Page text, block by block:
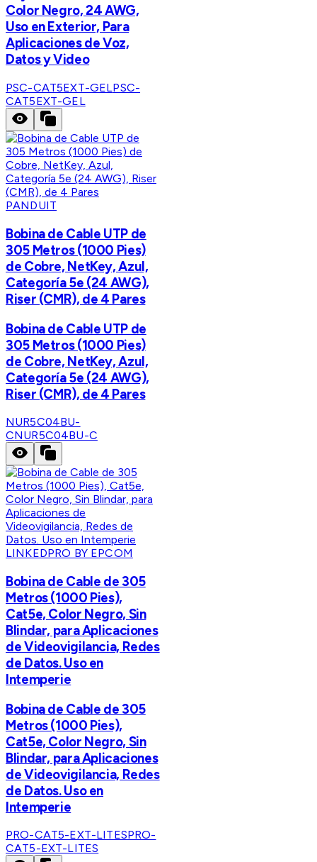
Color Negro, 24 AWG,
Uso en Exterior, Para
Aplicaciones de Voz,
Datos y Video
PSC-CAT5EXT-GELPSC-
CAT5EXT-GEL
PANDUIT
Bobina de Cable UTP de
305 Metros (1000 Pies)
de Cobre, NetKey, Azul,
Categoría 5e (24 AWG),
Riser (CMR), de 4 Pares
Bobina de Cable UTP de
305 Metros (1000 Pies)
de Cobre, NetKey, Azul,
Categoría 5e (24 AWG),
Riser (CMR), de 4 Pares
NUR5C04BU-
CNUR5C04BU-C
LINKEDPRO BY EPCOM
Bobina de Cable de 305
Metros (1000 Pies),
Cat5e, Color Negro, Sin
Blindar, para Aplicaciones
de Videovigilancia, Redes
de Datos. Uso en
Intemperie
Bobina de Cable de 305
Metros (1000 Pies),
Cat5e, Color Negro, Sin
Blindar, para Aplicaciones
de Videovigilancia, Redes
de Datos. Uso en
Intemperie
PRO-CAT5-EXT-LITESPRO-
CAT5-EXT-LITES